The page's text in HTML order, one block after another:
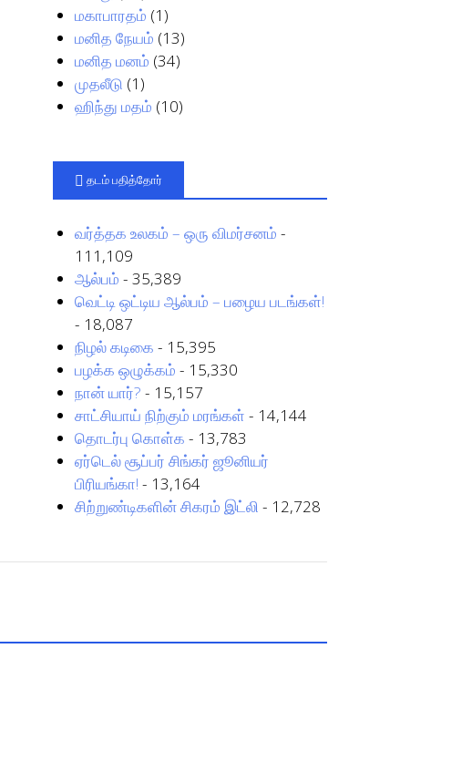
மகாபாரதம் (1)
மனித நேயம் (13)
மனித மனம் (34)
முதலீடு (1)
ஹிந்து மதம் (10)
தடம் பதித்தோர்
வர்த்தக உலகம் – ஒரு விமர்சனம் -
111,109
ஆல்பம் - 35,389
வெட்டி ஒட்டிய ஆல்பம் – பழைய படங்கள்!
- 18,087
நிழல் கடிகை - 15,395
பழக்க ஒழுக்கம் - 15,330
நான் யார்? - 15,157
சாட்சியாய் நிற்கும் மரங்கள் - 14,144
தொடர்பு கொள்க - 13,783
ஏர்டெல் சூப்பர் சிங்கர் ஜூனியர்
பிரியங்கா! - 13,164
சிற்றுண்டிகளின் சிகரம் இட்லி - 12,728